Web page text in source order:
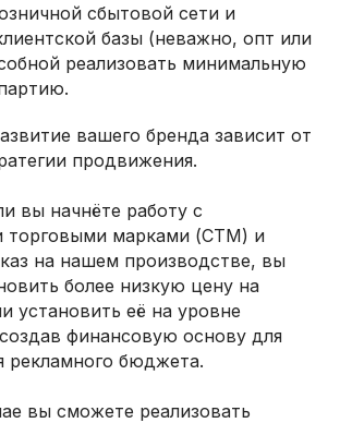
сбытовой сети и
базы (неважно, опт или
реализовать минимальную
вашего бренда зависит от
продвижения.
вы начнёте работу с
торговыми марками (СТМ) и
на нашем производстве, вы
более низкую цену на
установить её на уровне
финансовую основу для
рекламного бюджета.
вы сможете реализовать